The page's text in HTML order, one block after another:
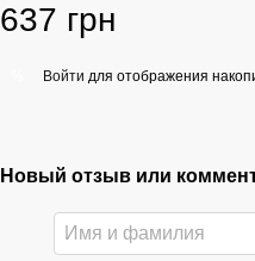
637 грн
Войти для отображения
Новый отзыв или